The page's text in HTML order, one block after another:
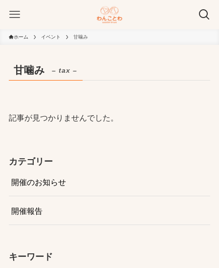
ホーム イベント 甘噛み
甘噛み – tax –
記事が見つかりませんでした。
カテゴリー
開催のお知らせ
開催報告
キーワード